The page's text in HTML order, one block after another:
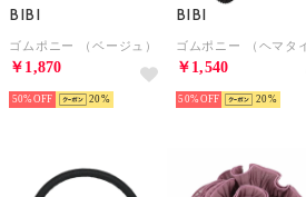
BIBI
ゴムポニー （ベージュ）
￥1,870
50% 20
BIBI
￥1,540
50% 20